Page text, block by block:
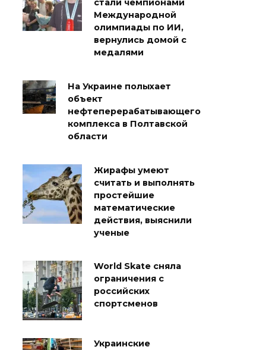
стали чемпионами
Международной
олимпиады по ИИ,
вернулись домой с
медалями
На Украине полыхает
объект
нефтеперерабатывающего
комплекса в Полтавской
области
Жирафы умеют
считать и выполнять
простейшие
математические
действия, выяснили
ученые
World Skate сняла
ограничения с
российских
спортсменов
Украинские